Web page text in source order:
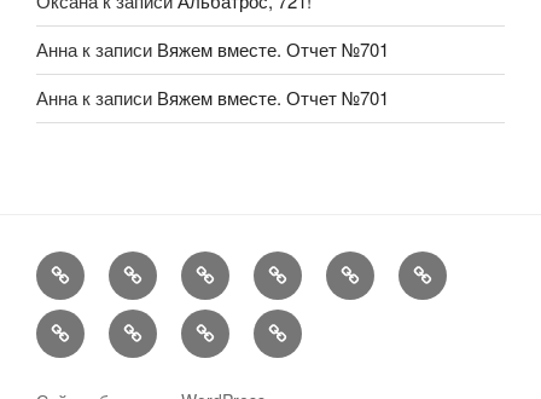
Анна к записи Вяжем вместе. Отчет №701
Анна к записи Вяжем вместе. Отчет №701
FAQ Рукоделие
А
еще
Мы КонкурсыОбменник
ХвастаемсяСтатьи Aukara
Shop
User
Profile